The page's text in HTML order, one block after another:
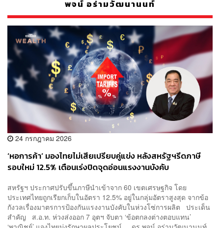
พจน์ อร่ามวัฒนานนท์
24 กรกฎาคม 2026
‘หอการค้า’ มองไทยไม่เสียเปรียบคู่แข่ง หลังสหรัฐฯรีดภาษี
รอบใหม่ 12.5% เตือนเร่งปิดจุดอ่อนแรงงานบังคับ
สหรัฐฯ ประกาศปรับขึ้นภาษีนำเข้าจาก 60 เขตเศรษฐกิจ โดย
ประเทศไทยถูกเรียกเก็บในอัตรา 12.5% อยู่ในกลุ่มอัตราสูงสุด จากข้อ
กังวลเรื่องมาตรการป้องกันแรงงานบังคับในห่วงโซ่การผลิต ประเด็น
สำคัญ ส.อ.ท. ห่วงส่งออก 7 อุตฯ จับตา ‘ข้อตกลงต่างตอบแทน’